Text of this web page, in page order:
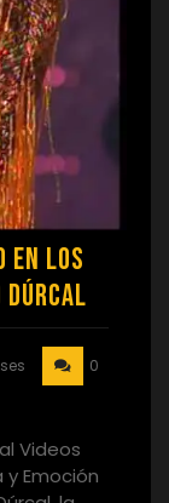
en los
Dúrcal
0
Videos
y Emoción